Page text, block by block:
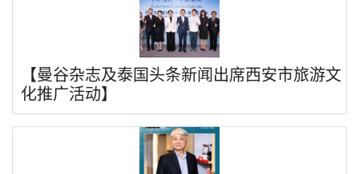
【曼谷杂志及泰国头条新闻出席西安市旅游文
化推广活动】